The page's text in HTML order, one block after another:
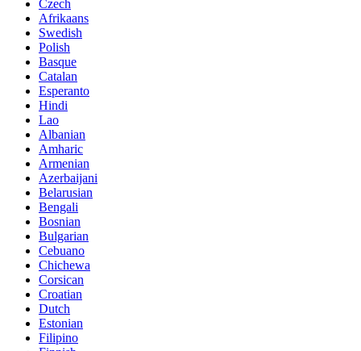
Czech
Afrikaans
Swedish
Polish
Basque
Catalan
Esperanto
Hindi
Lao
Albanian
Amharic
Armenian
Azerbaijani
Belarusian
Bengali
Bosnian
Bulgarian
Cebuano
Chichewa
Corsican
Croatian
Dutch
Estonian
Filipino